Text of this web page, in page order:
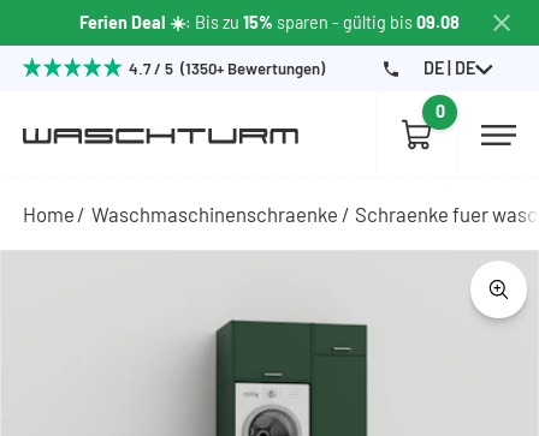
Ferien Deal ☀️: Bis zu 15% sparen - gültig bis09.08
4.7 / 5 (1350+ Bewertungen) DE | DE
0
Home Waschmaschinenschraenke Schraenke fuer